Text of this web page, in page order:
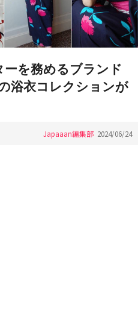
を務めるブランド
浴衣コレクションが
Japaaan編集部 2024/06/24